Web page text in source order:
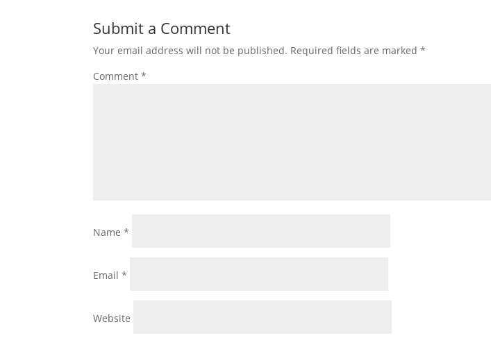
b
o
o
k
A
p
p
Submit a Comment
Your email address will not be published. Required fields are marked*
Comment*
Name*
Email*
Website